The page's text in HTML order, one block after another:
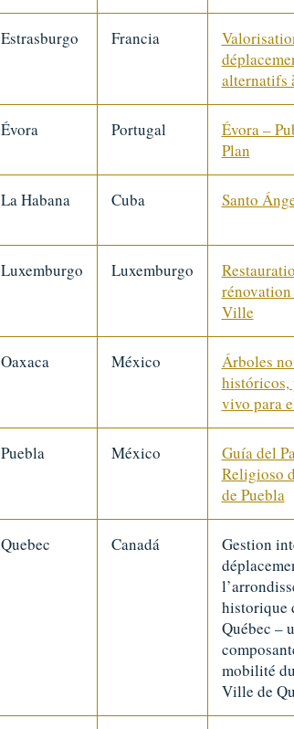
Estrasburgo Francia
alternatifs
Évora Portugal
Évora –
Plan
La Habana Cuba Santo
Luxemburgo Luxemburgo
Ville
Oaxaca México
Árboles
vivo para
Puebla México
Guía del
Religioso
de Puebla
Quebec Canadá
Gestion
historique
Québec –
mobilité
Ville de